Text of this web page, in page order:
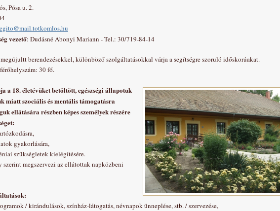
Pósa u. 2.
vezető: Dudásné Abonyi Mariann - Tel.: 30/719-84-14
berendezésekkel, különböző szolgáltatásokkal várja a segítségre szoruló időskorúakat.
30 fő.
a 18. életévüket betöltött, egészségi állapotuk
miatt szociális és mentális támogatásra
ellátására részben képes személyek részére
gyakorlására,
szükségletek kielégítésére.
szerint megszervezi az ellátottak napközbeni
/ kirándulások, színház-látogatás, névnapok ünneplése, stb. / szervezése,